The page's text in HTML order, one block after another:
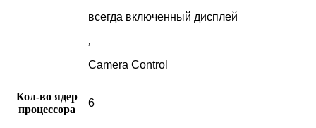
всегда включенный дисплей
,
Camera Control
Кол-во ядер
процессора
6